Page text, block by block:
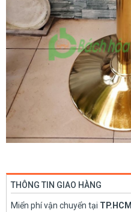
THÔNG TIN GIAO HÀNG
Miển phí vận chuyển tại TP.HCM